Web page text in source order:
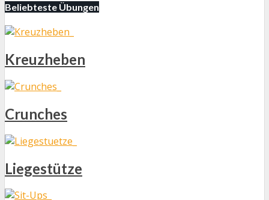
Beliebteste Übungen
Kreuzheben
Crunches
Liegestütze